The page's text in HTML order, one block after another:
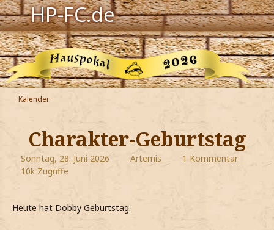
HP-FC.de
Navigation
Harry Potter
Der HP-FC
Hogwarts
Zauberwelt
Willkommen
Jetzt Fanclub-Mitglied werden!
Kalender
Charakter-Geburtstag
Sonntag, 28. Juni 2026 Artemis
1 Kommentar
10k Zugriffe
Heute hat Dobby Geburtstag.